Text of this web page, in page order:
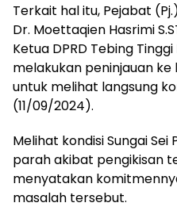
Terkait hal itu, Pejabat
Dr. Moettaqien Hasrimi
Ketua DPRD Tebing
melakukan peninjauan ke
untuk melihat langsung
(11/09/2024).
Melihat kondisi Sungai
parah akibat pengikisan
menyatakan
masalah tersebut.